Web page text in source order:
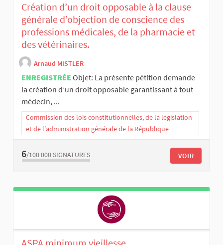
Création d’un droit opposable à la clause
générale d’objection de conscience des
professions médicales, de la pharmacie et
des vétérinaires.
Arnaud MISTLER
ENREGISTRÉE Objet: La présente pétition demande
la création d’un droit opposable garantissant à tout
médecin, ...
Commission des lois constitutionnelles, de la législation
et de l’administration générale de la République
6/100 000 SIGNATURES VOIR